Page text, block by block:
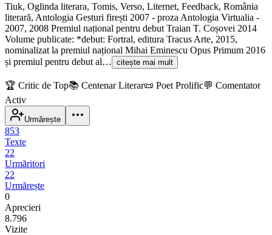
Tiuk, Oglinda literara, Tomis, Verso, Liternet, Feedback, România
literară, Antologia Gesturi firești 2007 - proza Antologia Virtualia -
2007, 2008 Premiul național pentru debut Traian T. Coșovei 2014
Volume publicate: *debut: Fortral, editura Tracus Arte, 2015,
nominalizat la premiul național Mihai Eminescu Opus Primum 2016
și premiul pentru debut al… citește mai mult
🏆 Critic de Top📚 Centenar Literar📜 Poet Prolific💬 Comentator
Activ
Urmărește
853
Texte
22
Urmăritori
22
Urmărește
0
Aprecieri
8.796
Vizite